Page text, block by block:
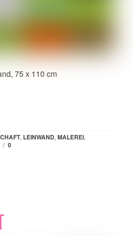
75 x 110 cm
, LEINWAND, MALEREI,
/ 0